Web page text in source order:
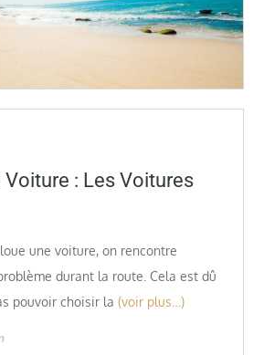
: Les Voitures
une voiture, on rencontre
durant la route. Cela est dû
pouvoir choisir la (voir plus…)